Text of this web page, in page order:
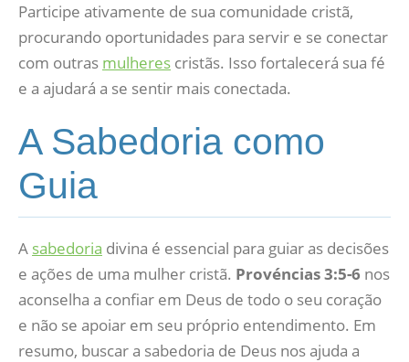
Participe ativamente de sua comunidade cristã,
procurando oportunidades para servir e se conectar
com outras mulheres cristãs. Isso fortalecerá sua fé
e a ajudará a se sentir mais conectada.
A Sabedoria como
Guia
A sabedoria divina é essencial para guiar as decisões
e ações de uma mulher cristã. Provéncias 3:5-6 nos
aconselha a confiar em Deus de todo o seu coração
e não se apoiar em seu próprio entendimento. Em
resumo, buscar a sabedoria de Deus nos ajuda a